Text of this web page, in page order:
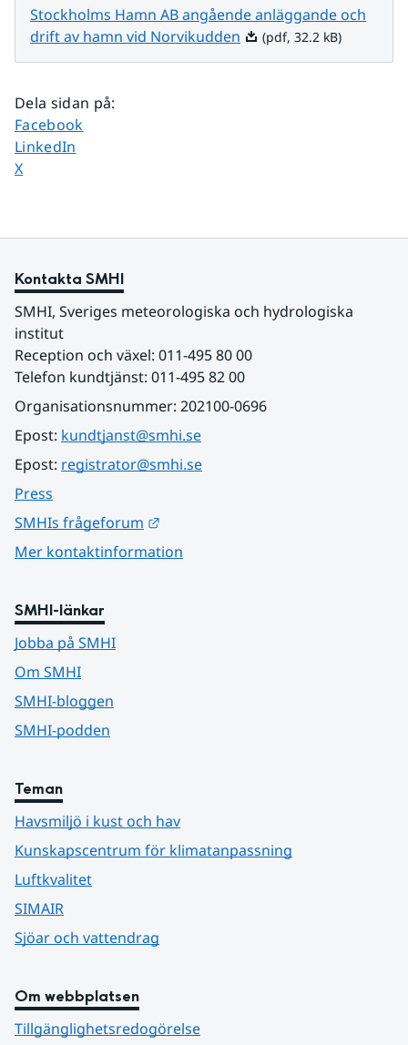
Stockholms Hamn AB angående anläggande och
drift av hamn vid Norvikudden Pdf, 32.2 kB.
(pdf, 32.2 kB)
Dela sidan på:
Dela sidan på
Facebook
Dela sidan på
LinkedIn
Dela sidan på
X
Kontakta SMHI
SMHI, Sveriges meteorologiska och hydrologiska
institut
Reception och växel: 011-495 80 00
Telefon kundtjänst: 011-495 82 00
Organisationsnummer: 202100-0696
Epost: kundtjanst@smhi.se
Epost: registrator@smhi.se
Press
SMHIs frågeforum
Mer kontaktinformation
SMHI-länkar
Jobba på SMHI
Om SMHI
SMHI-bloggen
SMHI-podden
Teman
Havsmiljö i kust och hav
Kunskapscentrum för klimatanpassning
Luftkvalitet
SIMAIR
Sjöar och vattendrag
Om webbplatsen
Tillgänglighetsredogörelse